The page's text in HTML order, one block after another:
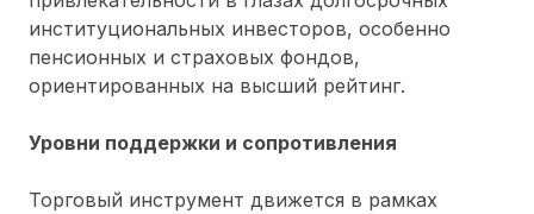
институциональных инвесторов, особенно
пенсионных и страховых фондов,
ориентированных на высший рейтинг.
Уровни поддержки и сопротивления
Торговый инструмент движется в рамках